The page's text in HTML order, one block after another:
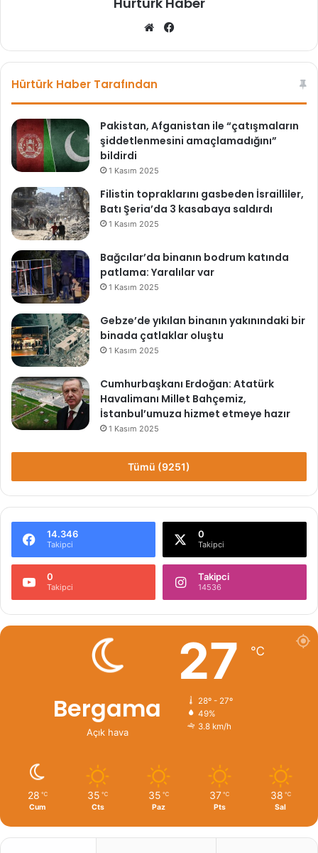
We
sit bo
Hürtürk Haber Tarafından
Pakistan, Afganistan ile “çatışmaların
şiddetlenmesini amaçlamadığını”
bildirdi
1 Kasım 2025
Filistin topraklarını gasbeden İsrailliler,
Batı Şeria’da 3 kasabaya saldırdı
1 Kasım 2025
Bağcılar’da binanın bodrum katında
patlama: Yaralılar var
1 Kasım 2025
Gebze’de yıkılan binanın yakınındaki bir
binada çatlaklar oluştu
1 Kasım 2025
Cumhurbaşkanı Erdoğan: Atatürk
Havalimanı Millet Bahçemiz,
İstanbul’umuza hizmet etmeye hazır
1 Kasım 2025
Tümü (9251)
14.346
Takipci
0
Takipci
0
Takipci
Takipci
14536
Bergama
Açık hava
27 ℃
28º - 27º
49%
3.8 km/h
28 ℃
Cum
35 ℃
Cts
35 ℃
Paz
37 ℃
Pts
38 ℃
Sal